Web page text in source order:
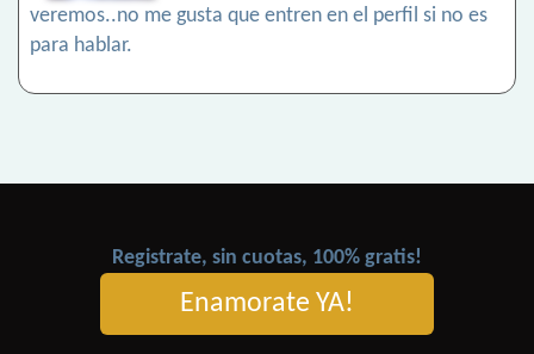
veremos..no me gusta que entren en el perfil si no es
para hablar.
Registrate, sin cuotas, 100% gratis!
Enamorate YA!